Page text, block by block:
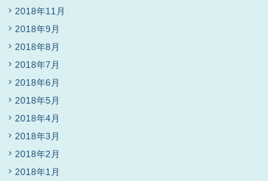
2018年11月
2018年9月
2018年8月
2018年7月
2018年6月
2018年5月
2018年4月
2018年3月
2018年2月
2018年1月